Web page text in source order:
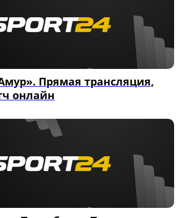
Прямая трансляция,
онлайн